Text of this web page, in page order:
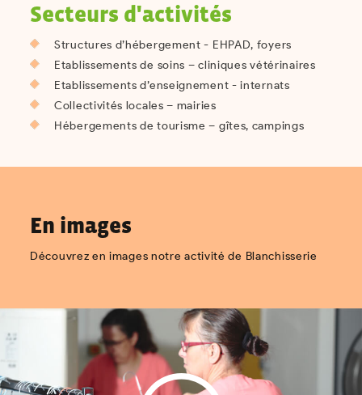
Secteurs d'activités
Structures d’hébergement - EHPAD, foyers
Etablissements de soins – cliniques vétérinaires
Etablissements d’enseignement - internats
Collectivités locales – mairies
Hébergements de tourisme – gîtes, campings
En images
Découvrez en images notre activité de Blanchisserie